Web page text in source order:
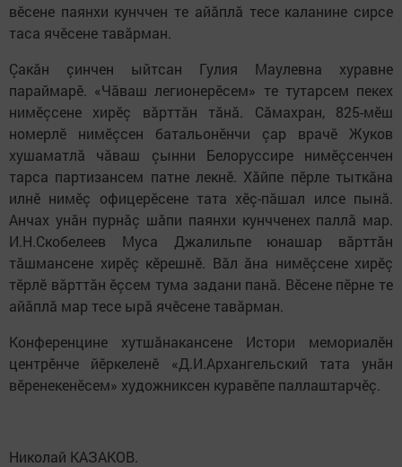
вӗсене паянхи кунччен те айăплă тесе каланине сирсе
таса ячӗсене тавăрман.
Çакăн çинчен ыйтсан Гулия Маулевна хуравне
параймарӗ. «Чăваш легионерӗсем» те тутарсем пекех
нимӗçсене хирӗç вăрттăн тăнă. Сăмахран, 825-мӗш
номерлӗ нимӗçсен батальонӗнчи çар врачӗ Жуков
хушаматлă чăваш çынни Белоруссире нимӗçсенчен
тарса партизансем патне лекнӗ. Хăйпе пӗрле тыткăна
илнӗ нимӗç офицерӗсене тата хӗç-пăшал илсе пынă.
Анчах унăн пурнăç шăпи паянхи кунчченех паллă мар.
И.Н.Скобелеев Муса Джалильпе юнашар вăрттăн
тăшмансене хирӗç кӗрешнӗ. Вăл ăна нимӗçсене хирӗç
тӗрлӗ вăрттăн ӗçсем тума задани панă. Вӗсене пӗрне те
айăплă мар тесе ырă ячӗсене тавăрман.
Конференцине хутшăнакансене Истори мемориалӗн
центрӗнче йӗркеленӗ «Д.И.Архангельский тата унăн
вӗренекенӗсем» художниксен куравӗпе паллаштарчӗç.
Николай КАЗАКОВ.